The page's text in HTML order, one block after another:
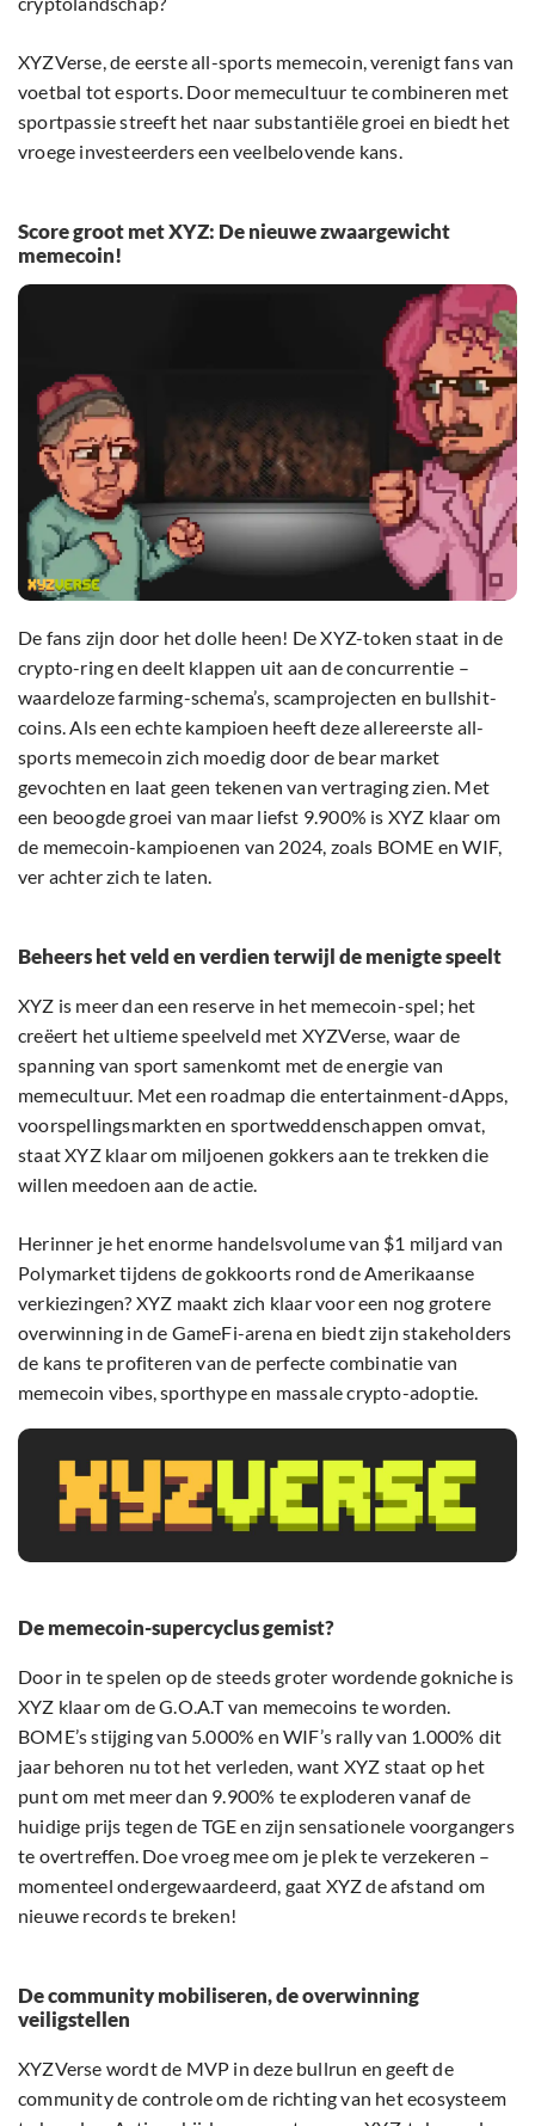
XYZVerse, de eerste all-sports memecoin, verenigt fans van
voetbal tot esports. Door memecultuur te combineren met
sportpassie streeft het naar substantiële groei en biedt het
vroege investeerders een veelbelovende kans.
Score groot met XYZ: De nieuwe zwaargewicht
memecoin!
De fans zijn door het dolle heen! De XYZ-token staat in de
crypto-ring en deelt klappen uit aan de concurrentie –
waardeloze farming-schema’s, scamprojecten en bullshit-
coins. Als een echte kampioen heeft deze allereerste all-
sports memecoin zich moedig door de bear market
gevochten en laat geen tekenen van vertraging zien. Met
een beoogde groei van maar liefst 9.900% is XYZ klaar om
de memecoin-kampioenen van 2024, zoals BOME en WIF,
ver achter zich te laten.
Beheers het veld en verdien terwijl de menigte speelt
XYZ is meer dan een reserve in het memecoin-spel; het
creëert het ultieme speelveld met XYZVerse, waar de
spanning van sport samenkomt met de energie van
memecultuur. Met een roadmap die entertainment-dApps,
voorspellingsmarkten en sportweddenschappen omvat,
staat XYZ klaar om miljoenen gokkers aan te trekken die
willen meedoen aan de actie.
Herinner je het enorme handelsvolume van $1 miljard van
Polymarket tijdens de gokkoorts rond de Amerikaanse
verkiezingen? XYZ maakt zich klaar voor een nog grotere
overwinning in de GameFi-arena en biedt zijn stakeholders
de kans te profiteren van de perfecte combinatie van
memecoin vibes, sporthype en massale crypto-adoptie.
De memecoin-supercyclus gemist?
Door in te spelen op de steeds groter wordende gokniche is
XYZ klaar om de G.O.A.T van memecoins te worden.
BOME’s stijging van 5.000% en WIF’s rally van 1.000% dit
jaar behoren nu tot het verleden, want XYZ staat op het
punt om met meer dan 9.900% te exploderen vanaf de
huidige prijs tegen de TGE en zijn sensationele voorgangers
te overtreffen. Doe vroeg mee om je plek te verzekeren –
momenteel ondergewaardeerd, gaat XYZ de afstand om
nieuwe records te breken!
De community mobiliseren, de overwinning
veiligstellen
XYZVerse wordt de MVP in deze bullrun en geeft de
community de controle om de richting van het ecosysteem